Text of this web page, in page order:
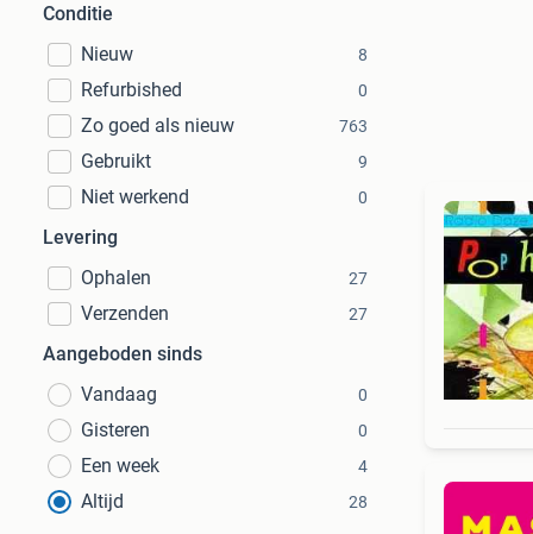
Conditie
Nieuw
8
Refurbished 0
Zo goed als nieuw 763
Gebruikt 9
Niet werkend 0
Levering
Ophalen
27
Verzenden 27
Aangeboden sinds
Vandaag
0
Gisteren 0
Een week 4
Altijd 28